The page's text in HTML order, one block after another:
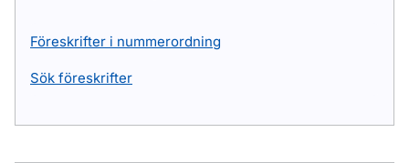
Föreskrifter i nummerordning
Sök föreskrifter